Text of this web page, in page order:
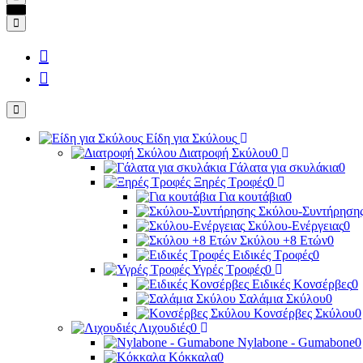
Είδη για Σκύλους
Διατροφή Σκύλου0
Γάλατα για σκυλάκια0
Ξηρές Τροφές0
Για κουτάβια0
Σκύλου-
Σκύλου-Ενέργειας0
Σκύλου +8 Ετών0
Ειδικές Τροφές0
Υγρές Τροφές0
Ειδικές Κονσέρβες0
Σαλάμια Σκύλου0
Κονσέρβες Σκύλου0
Λιχουδιές0
Nylabone - Gumabone0
Κόκκαλα0